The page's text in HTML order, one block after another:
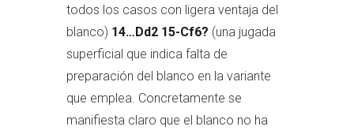
todos los casos con ligera ventaja del
blanco) 14…Dd2 15-Cf6? (una jugada
superficial que indica falta de
preparación del blanco en la variante
que emplea. Concretamente se
manifiesta claro que el blanco no ha